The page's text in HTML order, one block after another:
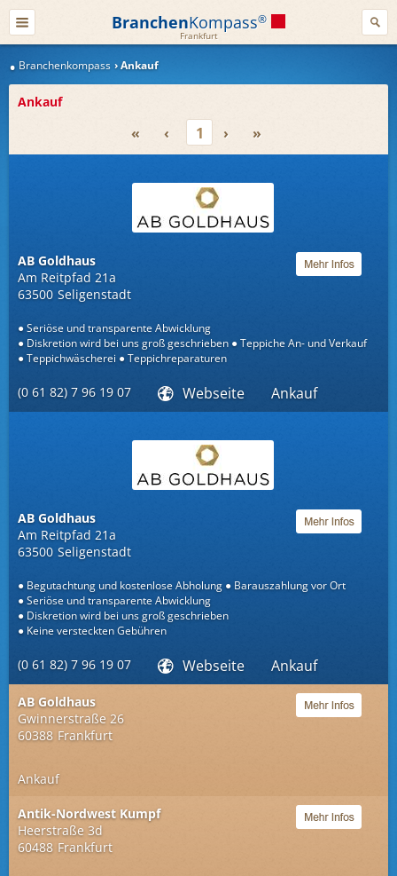
BranchenKompass®
Frankfurt
Branchenkompass Ankauf
Ankauf
« ‹ 1 › »
AB Goldhaus
Am Reitpfad 21a
63500 Seligenstadt
Seriöse und transparente Abwicklung
Diskretion wird bei uns groß geschrieben
Teppiche An- und Verkauf
Teppichwäscherei
Teppichreparaturen
(0 61 82) 7 96 19 07 Webseite Ankauf
AB Goldhaus
Am Reitpfad 21a
63500 Seligenstadt
Begutachtung und kostenlose Abholung
Barauszahlung vor Ort
Seriöse und transparente Abwicklung
Diskretion wird bei uns groß geschrieben
Keine versteckten Gebühren
(0 61 82) 7 96 19 07 Webseite Ankauf
AB Goldhaus
Gwinnerstraße 26
60388 Frankfurt
Ankauf
Antik-Nordwest Kumpf
Heerstraße 3d
60488 Frankfurt